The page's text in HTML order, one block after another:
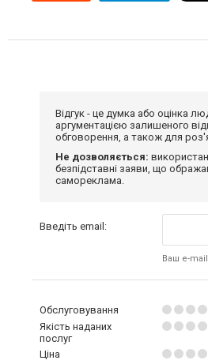
Відгук - це думка або оцінка
аргументацією залишеного
обговорення, а також для
Не дозволяється:
безпідставні заяви, що
самореклама.
Введіть email:
Ваш e-
Обслуговування
Якість наданих
послуг
Ціна